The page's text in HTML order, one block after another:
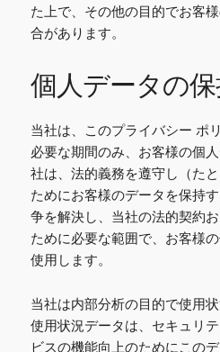
た上で、その他の目的でお客
合があります。
個人データの
当社は、このプライバシー ポ
必要な期間のみ、お客様の個
社は、法的義務を遵守し（た
ためにお客様のデータを保持
争を解決し、当社の法的契約
ために必要な範囲で、お客様
使用します。
当社は内部分析の目的で使用
使用状況データは、セキュリ
ビスの機能向上のためにこの